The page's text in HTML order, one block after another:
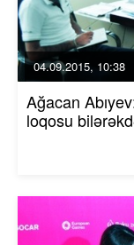
04.09.2015, 10:38
Ağacan
loqosu